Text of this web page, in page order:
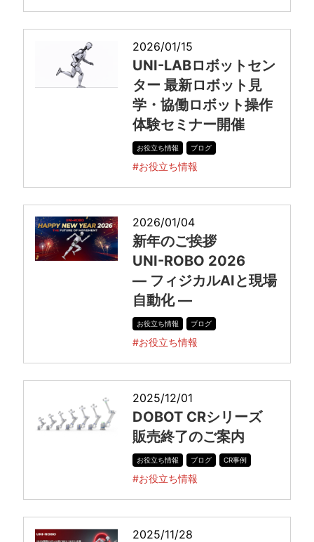
2026/01/15
UNI-LABロボットセン
ター 最新ロボット見
学・協働ロボット操作
体験セミナー開催
お役立ち情報 ブログ
#お役立ち情報
2026/01/04
新年のご挨拶
UNI-ROBO 2026
― フィジカルAIと現場
自動化 ―
お役立ち情報 ブログ
#お役立ち情報
2025/12/01
DOBOT CRシリーズ
販売終了のご案内
お役立ち情報 ブログ CR事例
#お役立ち情報
2025/11/28